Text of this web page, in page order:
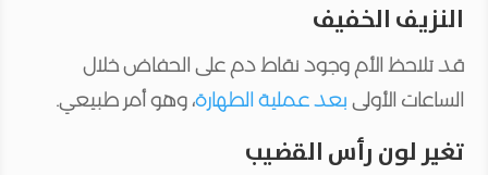
النزيف الخفيف
قد تلاحظ الأم وجود نقاط دم على الحفاض خلال
الساعات الأولى بعد عملية الطهارة، وهو أمر طبيعي.
تغير لون رأس القضيب